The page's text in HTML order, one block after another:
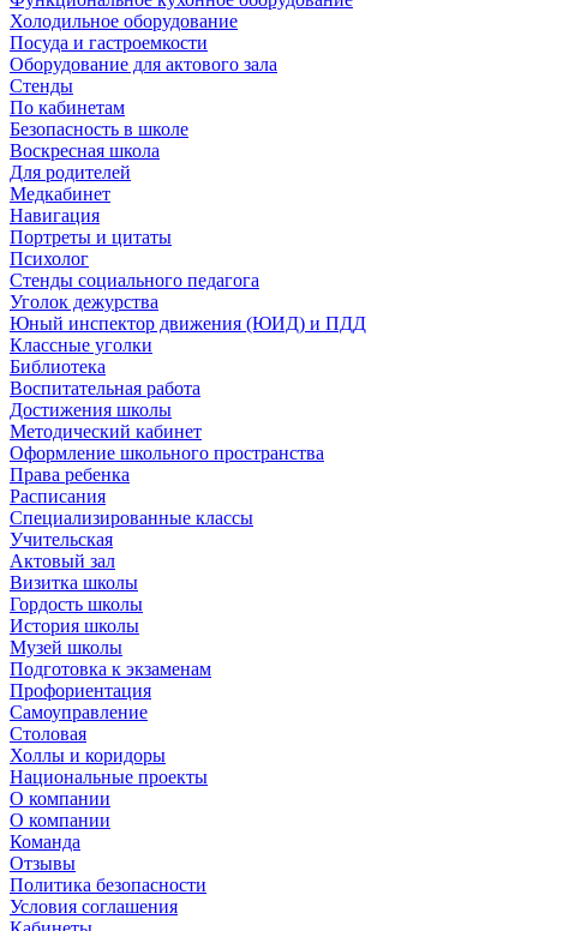
Холодильное оборудование
Посуда и гастроемкости
Оборудование для актового зала
Стенды
По кабинетам
Безопасность в школе
Воскресная школа
Для родителей
Медкабинет
Навигация
Портреты и цитаты
Психолог
Стенды социального педагога
Уголок дежурства
Юный инспектор движения (ЮИД) и ПДД
Классные уголки
Библиотека
Воспитательная работа
Достижения школы
Методический кабинет
Оформление школьного пространства
Права ребенка
Расписания
Специализированные классы
Учительская
Актовый зал
Визитка школы
Гордость школы
История школы
Музей школы
Подготовка к экзаменам
Профориентация
Самоуправление
Столовая
Холлы и коридоры
Национальные проекты
О компании
О компании
Команда
Отзывы
Политика безопасности
Условия соглашения